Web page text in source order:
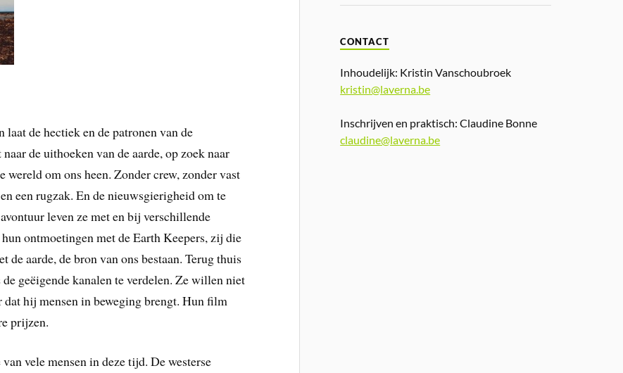
de hectiek en de patronen van de
de uithoeken van de aarde, op zoek naar
wereld om ons heen. Zonder crew, zonder vast
een rugzak. En de nieuwsgierigheid om te
leven ze met en bij verschillende
ontmoetingen met de Earth Keepers, zij die
aarde, de bron van ons bestaan. Terug thuis
geëigende kanalen te verdelen. Ze willen niet
hij mensen in beweging brengt. Hun film
prijzen.
vele mensen in deze tijd. De westerse
CONTACT
Inhoudelijk: Kristin Vanschoubroek
kristin@laverna.be
Inschrijven en praktisch: Claudine Bonne
claudine@laverna.be